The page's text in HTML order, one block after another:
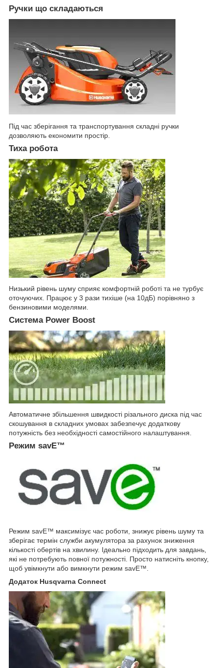
Ручки що складаються
Під час зберігання та транспортування складні ручки
дозволяють економити простір.
Тиха робота
Низький рівень шуму сприяє комфортній роботі та не турбує
оточуючих. Працює у 3 рази тихіше (на 10дБ) порівняно з
бензиновими моделями.
Система Power Boost
Автоматичне збільшення швидкості різального диска під час
скошування в складних умовах забезпечує додаткову
потужність без необхідності самостійного налаштування.
Режим savE™
Режим savE™ максимізує час роботи, знижує рівень шуму та
зберігає термін служби акумулятора за рахунок зниження
кількості обертів на хвилину. Ідеально підходить для завдань,
які не потребують повної потужності. Просто натисніть кнопку,
щоб увімкнути або вимкнути режим savE™.
Додаток Husqvarna Connect